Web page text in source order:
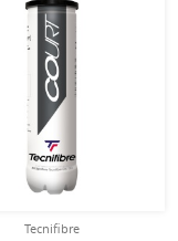
Tecnifibre